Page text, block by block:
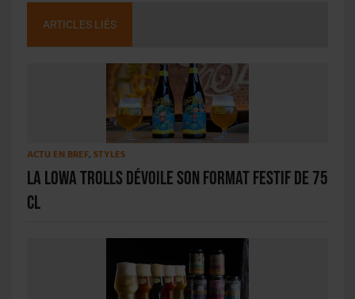
ARTICLES LIÉS
ACTU EN BREF, STYLES
La Lowa Trolls dévoile son format festif de 75
cl